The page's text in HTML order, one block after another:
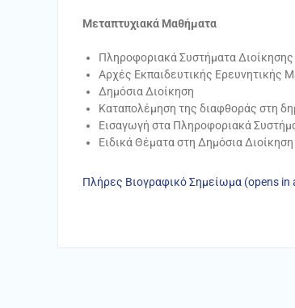
Μεταπτυχιακά Μαθήματα
Πληροφοριακά Συστήματα Διοίκησης
Αρχές Εκπαιδευτικής Ερευνητικής
Δημόσια Διοίκηση
Καταπολέμηση της διαφθοράς στη
Εισαγωγή στα Πληροφοριακά
Ειδικά Θέματα στη Δημόσια Διοίκηση
Πλήρες Βιογραφικό Σημείωμα (opens